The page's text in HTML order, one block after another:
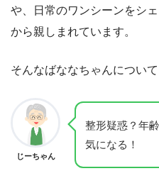
や、日常のワンシーンをシ
から親しまれています。
そんなばななちゃんについて
じーちゃん
整形疑惑？年
気になる！